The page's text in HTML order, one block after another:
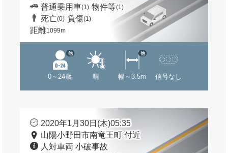
普通乗用車(1) 物件等(1)
死亡(0) 負傷(1)
距離1099m
0～24歳
他
晴 幅～3.5m
他
信号なし
2020年1月30日(木)05:35
山陽小野田市南竜王町 付近
人対車両 小破事故